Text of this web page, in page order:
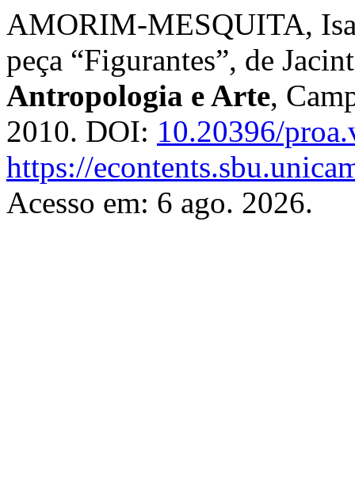
AMORIM-MESQUITA,
peça “Figurantes”, de
Antropologia e Arte,
2010. DOI: 10.20396/
https://
Acesso em: 6 ago. 2026.